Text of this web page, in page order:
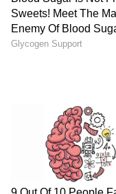
5
7
Image Credit :Getty
ಸಮುದ್ರಾಹಾರ